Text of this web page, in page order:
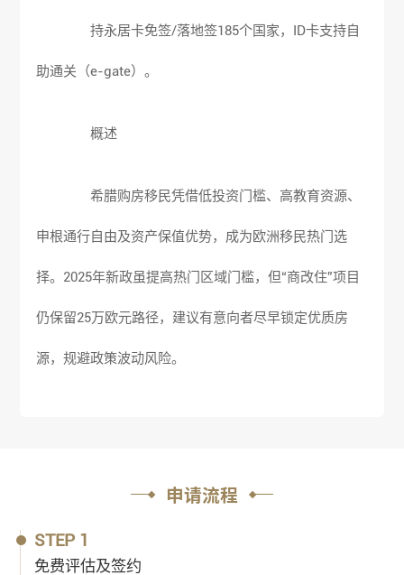
持永居卡免签/落地签185个国家，ID卡支持自
助通关（e-gate）。
概述
希腊购房移民凭借低投资门槛、高教育资源、
申根通行自由及资产保值优势，成为欧洲移民热门选
择。2025年新政虽提高热门区域门槛，但“商改住”项目
仍保留25万欧元路径，建议有意向者尽早锁定优质房
源，规避政策波动风险。
申请流程
STEP 1
免费评估及签约